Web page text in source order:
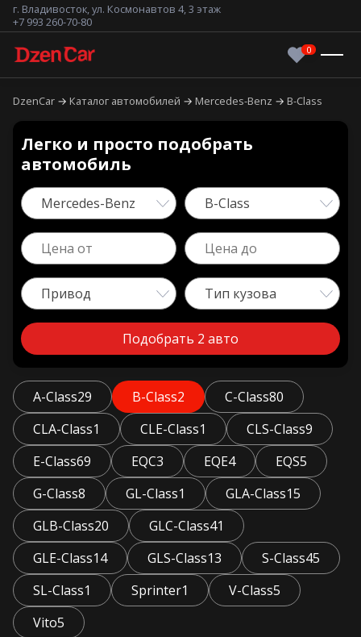
г. Владивосток, ул. Космонавтов 4, 3 этаж
+7 993 260-70-80
DzenCar Каталог автомобилей Mercedes-Benz B-Class
Легко и просто подобрать
автомобиль
Mercedes-Benz B-Class
Привод Тип кузова
Подобрать 2 авто
A-Class29 B-Class2 C-Class80
CLA-Class1 CLE-Class1 CLS-Class9
E-Class69 EQC3 EQE4 EQS5
G-Class8 GL-Class1 GLA-Class15
GLB-Class20 GLC-Class41
GLE-Class14 GLS-Class13 S-Class45
SL-Class1 Sprinter1 V-Class5
Vito5